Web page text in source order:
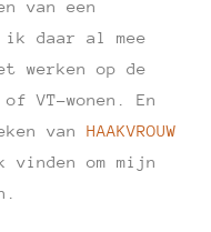
van een
daar al mee
werken op de
VT-wonen. En
van HAAKVROUW
om mijn